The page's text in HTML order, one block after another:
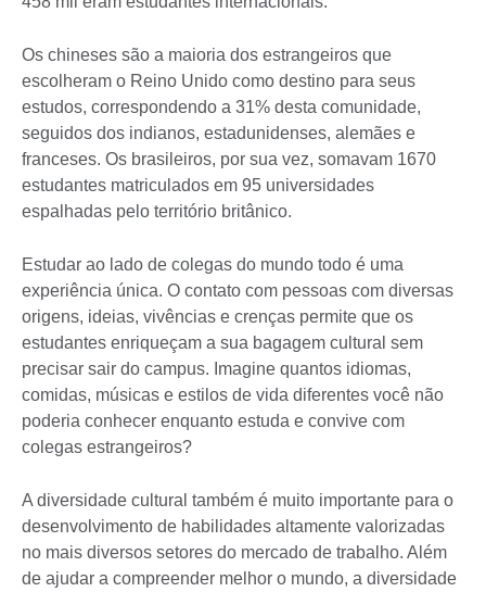
Os chineses são a maioria dos estrangeiros que
escolheram o Reino Unido como destino para seus
estudos, correspondendo a 31% desta comunidade,
seguidos dos indianos, estadunidenses, alemães e
franceses. Os brasileiros, por sua vez, somavam 1670
estudantes matriculados em 95 universidades
espalhadas pelo território britânico.
Estudar ao lado de colegas do mundo todo é uma
experiência única. O contato com pessoas com diversas
origens, ideias, vivências e crenças permite que os
estudantes enriqueçam a sua bagagem cultural sem
precisar sair do campus. Imagine quantos idiomas,
comidas, músicas e estilos de vida diferentes você não
poderia conhecer enquanto estuda e convive com
colegas estrangeiros?
A diversidade cultural também é muito importante para o
desenvolvimento de habilidades altamente valorizadas
no mais diversos setores do mercado de trabalho. Além
de ajudar a compreender melhor o mundo, a diversidade